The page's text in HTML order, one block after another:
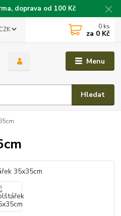
doprava od 100 Kč
Menu
CZK
Hledat
0 ks
za 0 Kč